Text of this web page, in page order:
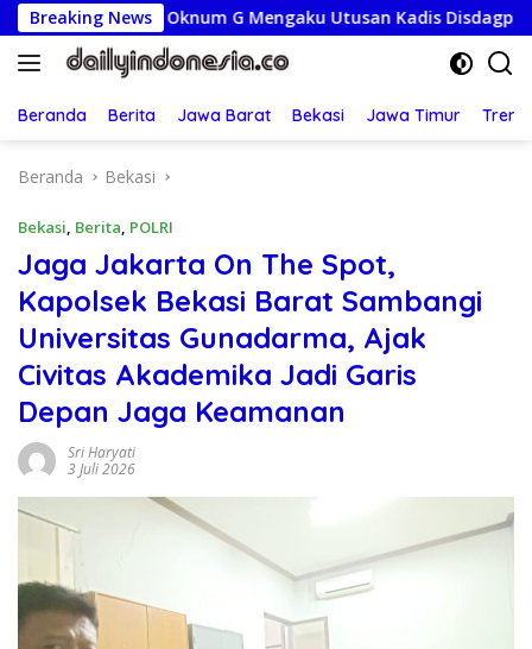
Langsung
ke
konten
Breaking News
Oknum G Mengaku Utusan Kadis Disdagperin
Beranda Berita Jawa Barat Bekasi Jawa Timur
Beranda Bekasi
Bekasi, Berita, POLRI
Jaga Jakarta On The Spot,
Kapolsek Bekasi Barat Sambangi
Universitas Gunadarma, Ajak
Civitas Akademika Jadi Garis
Depan Jaga Keamanan
Sri Haryati
3 Juli 2026